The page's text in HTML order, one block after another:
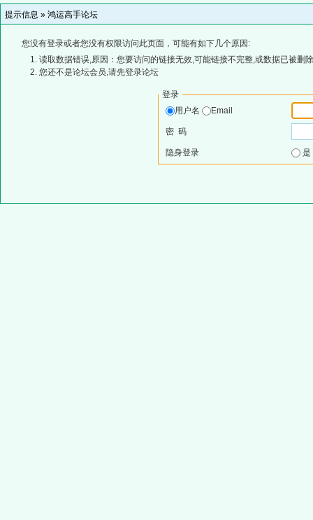
提示信息 » 鸿运高手论坛
您没有登录或者您没有权限访问此页面，可能有如下几个原因:
读取数据错误,原因：您要访问的链接无效,可能链接不完整,或数据已被删
您还不是论坛会员,请先登录论坛
登录
用户名
Email
密 码
隐身登录